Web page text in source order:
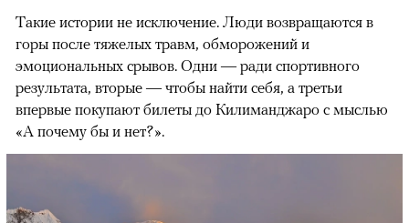
Такие истории не исключение. Люди возвращаются в
горы после тяжелых травм, обморожений и
эмоциональных срывов. Одни — ради спортивного
результата, вторые — чтобы найти себя, а третьи
впервые покупают билеты до Килиманджаро с мыслью
«А почему бы и нет?».